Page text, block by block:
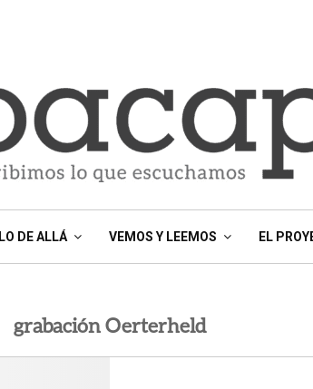
LO DE ALLÁ VEMOS Y LEEMOS EL
grabación Oerterheld